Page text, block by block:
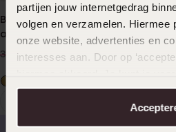
partijen jouw internetgedrag
volgen en verzamelen. Hiermee
onze website, advertenties en
interesses aan. Door op
aanpassen. Lees er meer over
Bouganville, Verlobungsring
aus 375 Gelbgold, H102
3149.992,519 99
Seite